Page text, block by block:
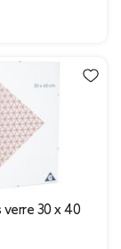
verre 30 x 40